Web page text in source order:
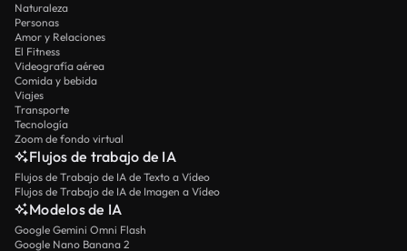
Naturaleza
Personas
Amor y Relaciones
El Fitness
Videografía aérea
Comida y bebida
Viajes
Transporte
Tecnología
Zoom de fondo virtual
Flujos de trabajo de IA
Flujos de Trabajo de IA de Texto a Vídeo
Flujos de Trabajo de IA de Imagen a Vídeo
Modelos de IA
Google Gemini Omni Flash
Google Nano Banana 2